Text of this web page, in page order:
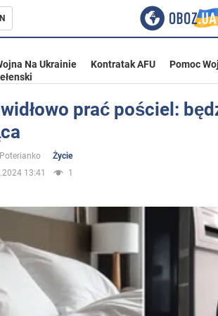
Ukrainie
Na Ukrainie Kontratak AFU Pomoc
prać pościel:
Życie
13:41
1